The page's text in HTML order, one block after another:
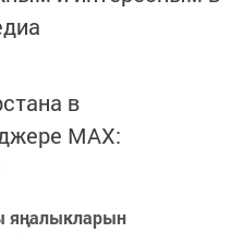
в
MАХ:
яңалыкларын